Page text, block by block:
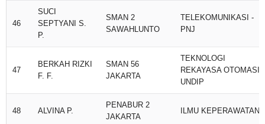
46
SUCI
SEPTYANI S.
P.
SMAN 2
SAWAHLUNTO
TELEKOMUNIKASI -
PNJ
47
BERKAH RIZKI
F. F.
SMAN 56
JAKARTA
TEKNOLOGI
REKAYASA OTOMASI -
UNDIP
48 ALVINA P.
PENABUR 2
JAKARTA
ILMU KEPERAWATAN